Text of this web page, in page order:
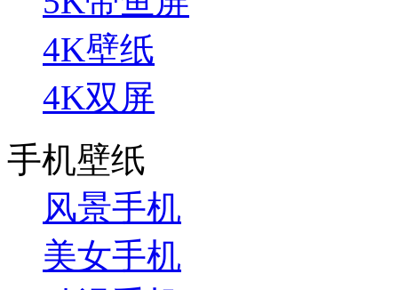
4K壁纸
4K双屏
手机壁纸
风景手机
美女手机